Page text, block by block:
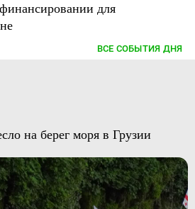
для
ВСЕ СОБЫТИЯ ДНЯ
на берег моря в Грузии